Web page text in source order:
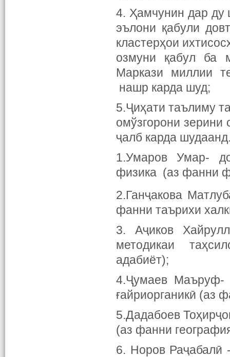
4. Ҳамчунин дар ду
эълони қабули
кластерҳои
озмуни қабул ба
Маркази миллии
нашр карда шуд;
5.Ҷиҳати таълиму
омўзгорони зерини
ҷалб карда
1.Умаров Умар-
физика (аз фанни
2.Ганҷакова
фанни таърихи
3. Аҷиков
методикаи
адабиёт);
4.Ҷумаев Маъруф-
ғайриорганикӣ (аз
5.Дадабоев
(аз фанни
6. Норов Раҷабалӣ